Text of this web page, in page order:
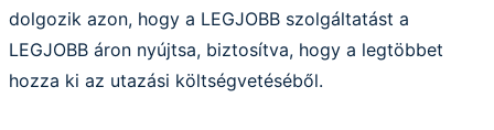
dolgozik azon, hogy a LEGJOBB szolgáltatást a
LEGJOBB áron nyújtsa, biztosítva, hogy a legtöbbet
hozza ki az utazási költségvetéséből.